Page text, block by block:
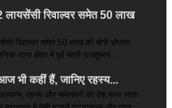
लायसेंसी रिवाल्वर समेत 50 लाख
रिवाल्वर समेत 50 लाख की चोरी भोपाल:
थाना क्षेत्र में पूर्व मंत्री राजकुमार ...
भी कहीं हैं, जानिए रहस्य...
रहस्य और चमत्कारों का देश माना जाता